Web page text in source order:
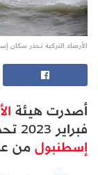
الأرصاد التركية تحذر سكان
أصدرت هيئة
فبراير 2023 تحذيرا باللون الأصفر لسكان مدينة
إسطنبولمن